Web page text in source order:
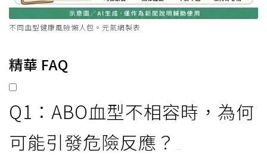
不同血型健康風險懶人包。元氣網製表
精華 FAQ
Q1：ABO血型不相容時，為何
可能引發危險反應？